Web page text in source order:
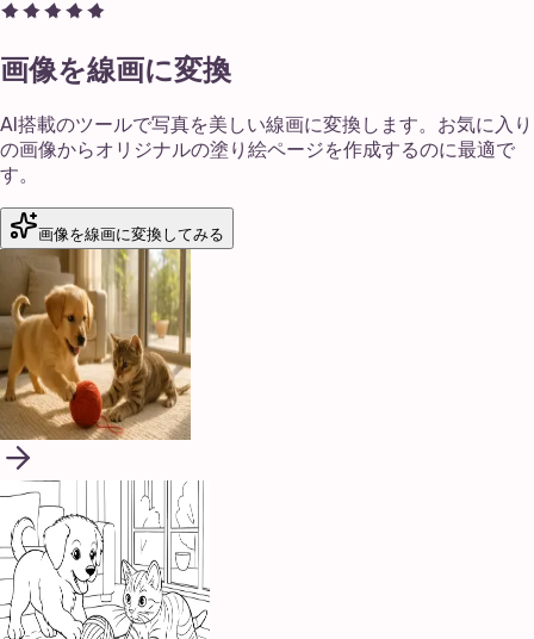
画像を線画に変換
AI搭載のツールで写真を美しい線画に変換します。お気に入り
の画像からオリジナルの塗り絵ページを作成するのに最適で
す。
画像を線画に変換してみる